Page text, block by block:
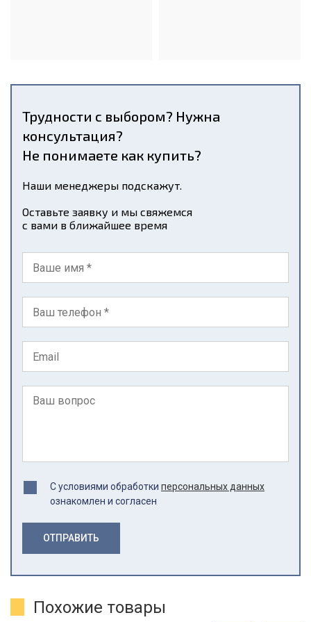
Трудности с выбором? Нужна
консультация?
Не понимаете как купить?
Наши менеджеры подскажут.
Оставьте заявку и мы свяжемся
с вами в ближайшее время
С условиями обработки персональных данных
ознакомлен и согласен
ОТПРАВИТЬ
Похожие товары